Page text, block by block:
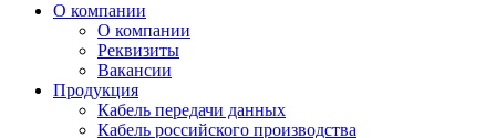
О компании
О компании
Реквизиты
Вакансии
Продукция
Кабель передачи данных
Кабель российского производства